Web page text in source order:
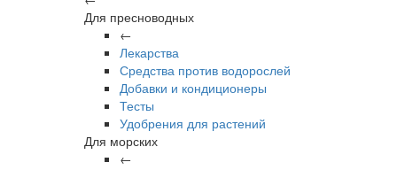
Для пресноводных
←
Лекарства
Средства против водорослей
Добавки и кондиционеры
Тесты
Удобрения для растений
Для морских
←